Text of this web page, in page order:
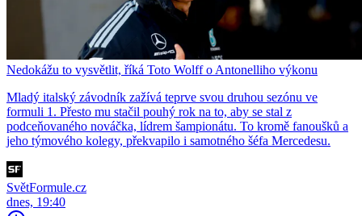
Nedokážu to vysvětlit, říká Toto Wolff o Antonelliho výkonu
Mladý italský závodník zažívá teprve svou druhou sezónu ve
formuli 1. Přesto mu stačil pouhý rok na to, aby se stal z
podceňovaného nováčka, lídrem šampionátu. To kromě fanoušků a
jeho týmového kolegy, překvapilo i samotného šéfa Mercedesu.
SvětFormule.cz
dnes, 19:40